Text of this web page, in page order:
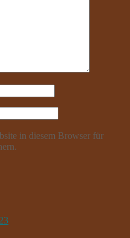
in diesem Browser für